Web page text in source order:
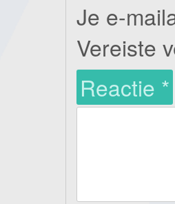
Je e-
Vereiste
Reactie *